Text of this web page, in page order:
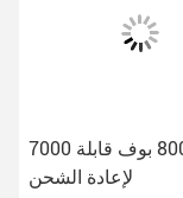
7000 بوف 8000 بوف قابلة
لإعادة الشحن